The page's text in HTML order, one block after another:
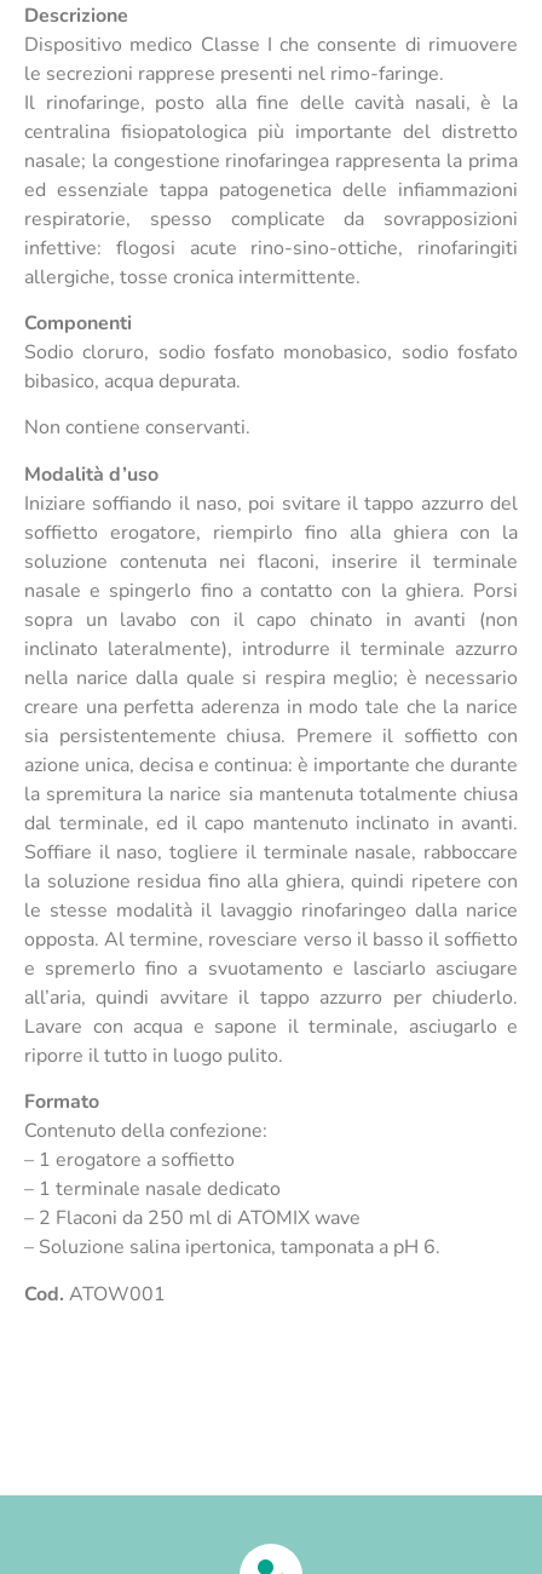
Descrizione
Dispositivo medico Classe I che consente di rimuovere
le secrezioni rapprese presenti nel rimo-faringe.
Il rinofaringe, posto alla fine delle cavità nasali, è la
centralina fisiopatologica più importante del distretto
nasale; la congestione rinofaringea rappresenta la prima
ed essenziale tappa patogenetica delle infiammazioni
respiratorie, spesso complicate da sovrapposizioni
infettive: flogosi acute rino-sino-ottiche, rinofaringiti
allergiche, tosse cronica intermittente.
Componenti
Sodio cloruro, sodio fosfato monobasico, sodio fosfato
bibasico, acqua depurata.
Non contiene conservanti.
Modalità d’uso
Iniziare soffiando il naso, poi svitare il tappo azzurro del
soffietto erogatore, riempirlo fino alla ghiera con la
soluzione contenuta nei flaconi, inserire il terminale
nasale e spingerlo fino a contatto con la ghiera. Porsi
sopra un lavabo con il capo chinato in avanti (non
inclinato lateralmente), introdurre il terminale azzurro
nella narice dalla quale si respira meglio; è necessario
creare una perfetta aderenza in modo tale che la narice
sia persistentemente chiusa. Premere il soffietto con
azione unica, decisa e continua: è importante che durante
la spremitura la narice sia mantenuta totalmente chiusa
dal terminale, ed il capo mantenuto inclinato in avanti.
Soffiare il naso, togliere il terminale nasale, rabboccare
la soluzione residua fino alla ghiera, quindi ripetere con
le stesse modalità il lavaggio rinofaringeo dalla narice
opposta. Al termine, rovesciare verso il basso il soffietto
e spremerlo fino a svuotamento e lasciarlo asciugare
all’aria, quindi avvitare il tappo azzurro per chiuderlo.
Lavare con acqua e sapone il terminale, asciugarlo e
riporre il tutto in luogo pulito.
Formato
Contenuto della confezione:
– 1 erogatore a soffietto
– 1 terminale nasale dedicato
– 2 Flaconi da 250 ml di ATOMIX wave
– Soluzione salina ipertonica, tamponata a pH 6.
Cod. ATOW001